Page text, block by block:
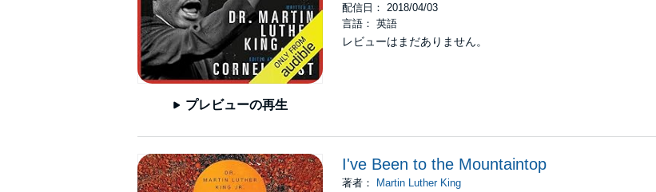
プレビューの再生
配信日： 2018/04/03
言語： 英語
レビューはまだありません。
I've Been to the Mountaintop
著者：
Martin Luther King